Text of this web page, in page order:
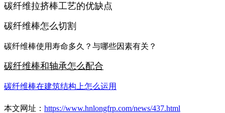
碳纤维拉挤棒工艺的优缺点
碳纤维棒怎么切割
碳纤维棒使用寿命多久？与哪些因素有关？
碳纤维棒和轴承怎么配合
碳纤维棒在建筑结构上怎么运用
本文网址： https://www.hnlongfrp.com/news/437.html